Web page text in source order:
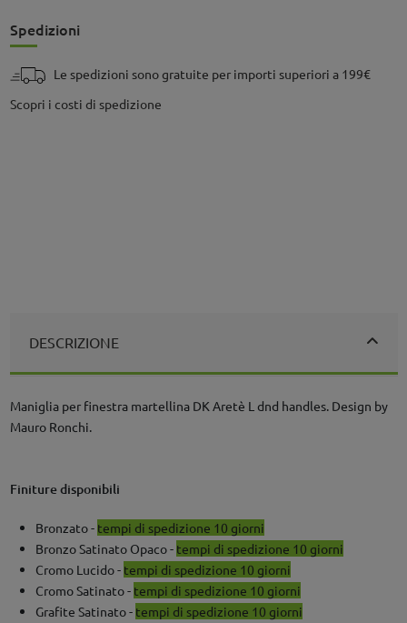
Spedizioni
Le spedizioni sono gratuite per importi superiori a 199€
Scopri i costi di spedizione
DESCRIZIONE
Maniglia per finestra martellina DK Aretè L dnd handles. Design by
Mauro Ronchi.
Finiture disponibili
Bronzato - tempi di spedizione 10 giorni
Bronzo Satinato Opaco - tempi di spedizione 10 giorni
Cromo Lucido - tempi di spedizione 10 giorni
Cromo Satinato - tempi di spedizione 10 giorni
Grafite Satinato - tempi di spedizione 10 giorni